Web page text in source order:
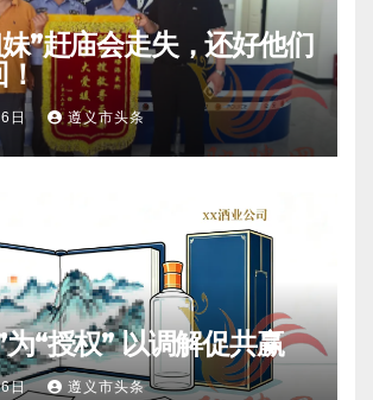
”赶庙会走失，还好他们
！
6日 遵义市头条
为“授权” 以调解促共赢
6日 遵义市头条